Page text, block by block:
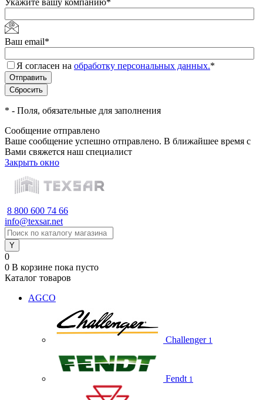
Укажите вашу компанию*
Ваш email*
Я согласен на обработку персональных данных.*
* - Поля, обязательные для заполнения
Сообщение отправлено
Ваше сообщение успешно отправлено. В ближайшее время с
Вами свяжется наш специалист
Закрыть окно
8 800 600 74 66
info@texsar.net
0
0 В корзине пока пусто
Каталог товаров
AGCO
Challenger 1
Fendt 1